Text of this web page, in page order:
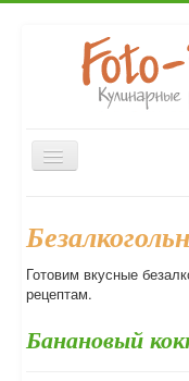
Включить/
выключить
Десерты
Выпечка
Форум
Готовим вкусные
рецептам.
Банановый